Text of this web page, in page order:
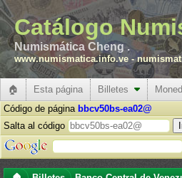
Catálogo
Numismática Cheng .
www.numismatica.info.ve -
🏠 Esta página Billetes
Código de página bbcv50bs-ea02@
Salta al código